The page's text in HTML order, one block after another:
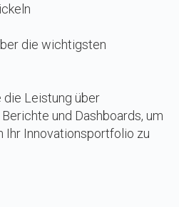
die wichtigsten
die Leistung über
und Dashboards, um
Ihr Innovationsportfolio zu